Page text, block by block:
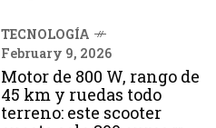
TECNOLOGÍA
February 9, 2026
Motor de 800 W, rango de
45 km y ruedas todo
terreno: este scooter